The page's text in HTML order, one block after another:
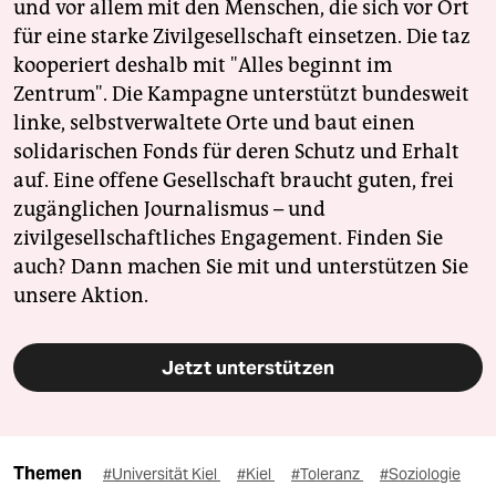
und vor allem mit den Menschen, die sich vor Ort
für eine starke Zivilgesellschaft einsetzen. Die taz
kooperiert deshalb mit "Alles beginnt im
Zentrum". Die Kampagne unterstützt bundesweit
linke, selbstverwaltete Orte und baut einen
solidarischen Fonds für deren Schutz und Erhalt
auf. Eine offene Gesellschaft braucht guten, frei
zugänglichen Journalismus – und
zivilgesellschaftliches Engagement. Finden Sie
auch? Dann machen Sie mit und unterstützen Sie
unsere Aktion.
Jetzt unterstützen
Themen #Universität Kiel #Kiel #Toleranz #Soziologie